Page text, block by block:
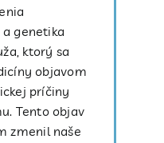
genetika
ktorý sa
objavom
príčiny
Tento objav
zmenil naše